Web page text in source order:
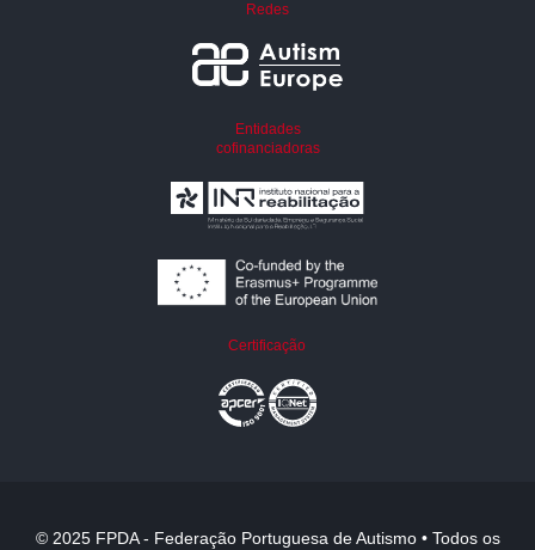
Redes
Entidades
cofinanciadoras
Certificação
© 2025 FPDA - Federação Portuguesa de Autismo • Todos os